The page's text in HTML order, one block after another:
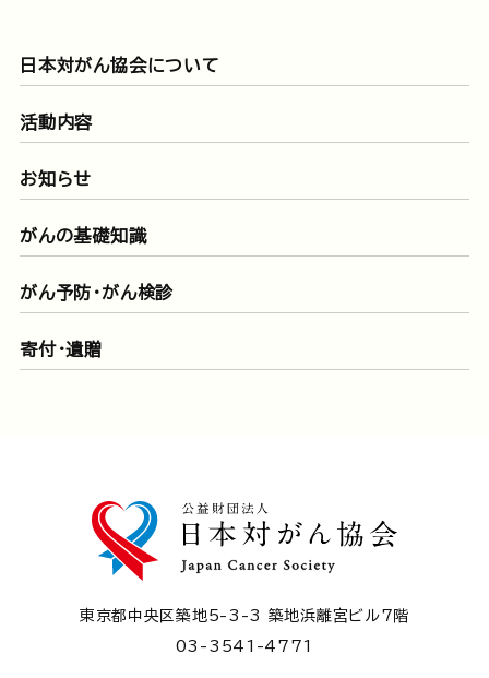
日本対がん協会について
活動内容
お知らせ
がんの基礎知識
がん予防・がん検診
寄付・遺贈
東京都中央区築地5-3-3 築地浜離宮ビル7階
03-3541-4771